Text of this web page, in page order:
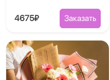
4675₽ Заказать